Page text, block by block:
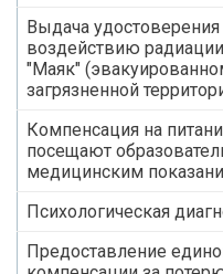
Выдача
воздействию
"Маяк"
загрязненной
Компенсация на
посещают
медицинским
Психологическая
Предоставление